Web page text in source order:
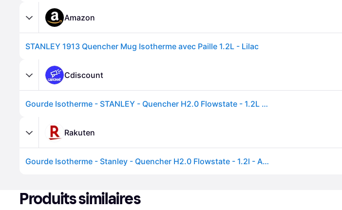
Amazon
STANLEY 1913 Quencher Mug Isotherme avec Paille 1.2L - Lilac
Cdiscount
Gourde Isotherme - STANLEY - Quencher H2.0 Flowstate - 1.2L - Acier Inoxydable Recyclé - Lilac - Violet
Rakuten
Gourde Isotherme - Stanley - Quencher H2.0 Flowstate - 1.2l - Acier Inoxydable Recyclé - Lilac
Produits similaires